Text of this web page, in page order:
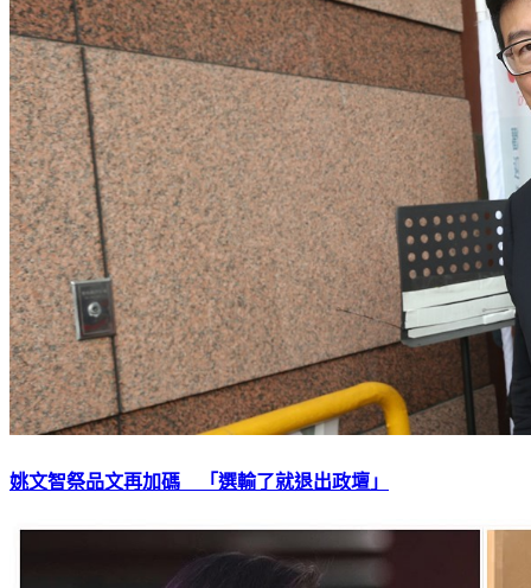
姚文智祭品文再加碼 「選輸了就退出政壇」